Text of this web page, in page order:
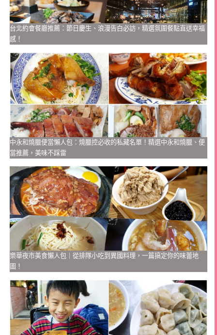
台北約會餐廳推薦：節日慶生、浪漫告白必訪，精選氛圍餐點直送幸福
感！
中永和燒臘便當懶人包：燒臘控必收的私藏名單！精選中永和燒臘、便
當推薦，美味不踩雷
樂華夜市美食懶人包｜從排隊小吃到異國料理，一篇搞定你的味蕾地
圖！